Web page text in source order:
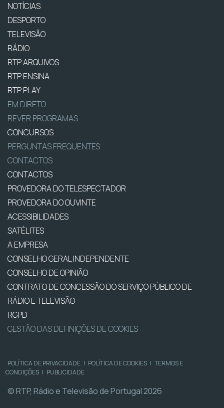
NOTÍCIAS
DESPORTO
TELEVISÃO
RÁDIO
RTP ARQUIVOS
RTP ENSINA
RTP PLAY
EM DIRETO
REVER PROGRAMAS
CONCURSOS
PERGUNTAS FREQUENTES
CONTACTOS
CONTACTOS
PROVEDORA DO TELESPECTADOR
PROVEDORA DO OUVINTE
ACESSIBILIDADES
SATÉLITES
A EMPRESA
CONSELHO GERAL INDEPENDENTE
CONSELHO DE OPINIÃO
CONTRATO DE CONCESSÃO DO SERVIÇO PÚBLICO DE
RÁDIO E TELEVISÃO
RGPD
GESTÃO DAS DEFINIÇÕES DE COOKIES
POLÍTICA DE PRIVACIDADE | POLÍTICA DE COOKIES | TERMOS E
CONDIÇÕES | PUBLICIDADE
© RTP, Rádio e Televisão de Portugal 2026